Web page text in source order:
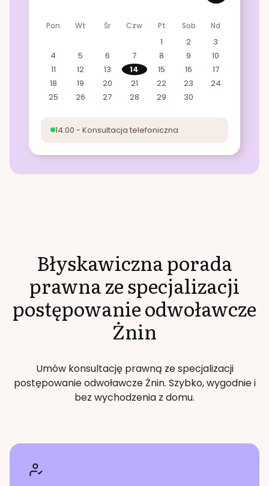
Pon Wt Śr Czw Pt Sob Nd
1 2
3
4
5 6 7 8 9
10
11
12 13 14 15 16
17
18
19 20 21 22 23
24
25
26 27 28 29 30
14:00 - Konsultacja telefoniczna
Błyskawiczna porada
prawna ze specjalizacji
postępowanie odwoławcze
Żnin
Umów konsultację prawną ze specjalizacji
postępowanie odwoławczeŻnin. Szybko, wygodnie i
bez wychodzenia z domu.